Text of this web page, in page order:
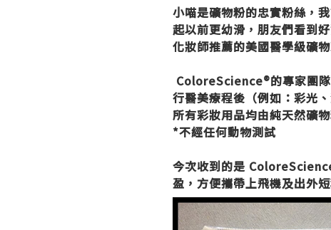
小喵是礦物粉的忠實粉絲，
起以前更幼滑，朋友們看到
化妝師推薦的美國醫學級礦
ColoreScience®的專家團
行醫美療程後（例如：彩光
所有彩妝用品均由純天然礦
*不經任何動物測試
今次收到的是
盈，方便攜帶上飛機及出外